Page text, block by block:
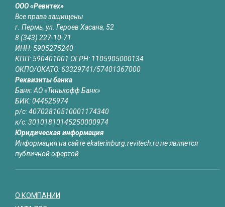
ООО «Ревитех»
Все права защищены
г. Пермь, ул. Героев Хасана, 52
8 (343) 227-10-71
ИНН: 5905275240
КПП: 590401001 ОГРН: 1105905000134
ОКПО/ОКАТО: 63329741/57401367000
Реквизиты банка
Банк: АО «Тинькофф Банк»
БИК: 044525974
р/с: 40702810510001174340
к/с: 30101810145250000974
Юридическая информация
Информация на сайте ekaterinburg.revitech.ru не является
публичной офертой
О КОМПАНИИ